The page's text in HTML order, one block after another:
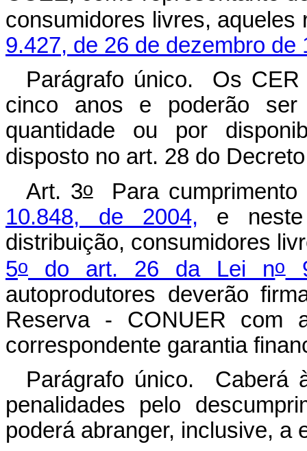
consumidores livres,
9.427, de 26 de dezembro de
Parágrafo único. Os
cinco anos e poderão ser
quantidade ou por
disposto no art. 28 do
Art. 3oPara cumprimento
10.848, de 2004, e neste
distribuição, consumidores
5o do art. 26 da Lei no
autoprodutores deverão
Reserva - CONUER com
correspondente garantia
Parágrafo único. Caberá
penalidades pelo
poderá abranger, inclusive,